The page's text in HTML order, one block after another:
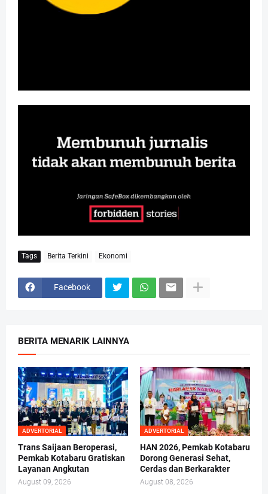
Tags Berita Terkini Ekonomi
Facebook
BERITA MENARIK LAINNYA
ADVERTORIAL
Trans Saijaan Beroperasi,
Pemkab Kotabaru Gratiskan
Layanan Angkutan
August 09, 2026
ADVERTORIAL
HAN 2026, Pemkab Kotabaru
Dorong Generasi Sehat,
Cerdas dan Berkarakter
August 08, 2026